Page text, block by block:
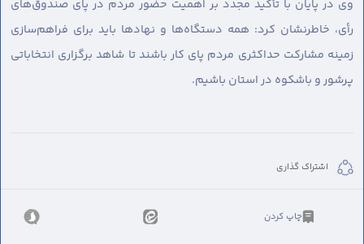
وی در پایان با تأکید مجدد بر اهمیت حضور مردم در پای صندوق‌های
رأی، خاطرنشان کرد: همه دستگاه‌ها و نهادها باید برای فراهم‌سازی
زمینه مشارکت حداکثری مردم پای کار باشند تا شاهد برگزاری انتخاباتی
پرشور و باشکوه در استان باشیم.
اشتراک گذاری
چاپ کردن